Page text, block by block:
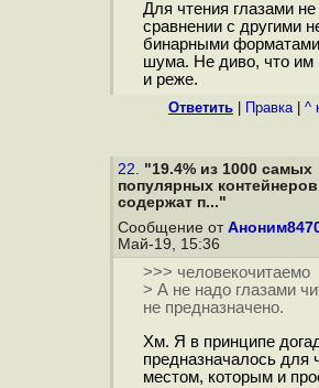
Для чтения глазами
сравнении с другими
бинарными
шума. Не диво, что им
и реже.
Ответить Правка| ^
22. "19.4% из 1000 самых
популярных
содержат п..."
Сообщение от
Май-19, 15:36
>>> человекочитаемо
> А не надо глазами
не предназначено.
Хм. Я в принципе
предназначалось
местом, которым и